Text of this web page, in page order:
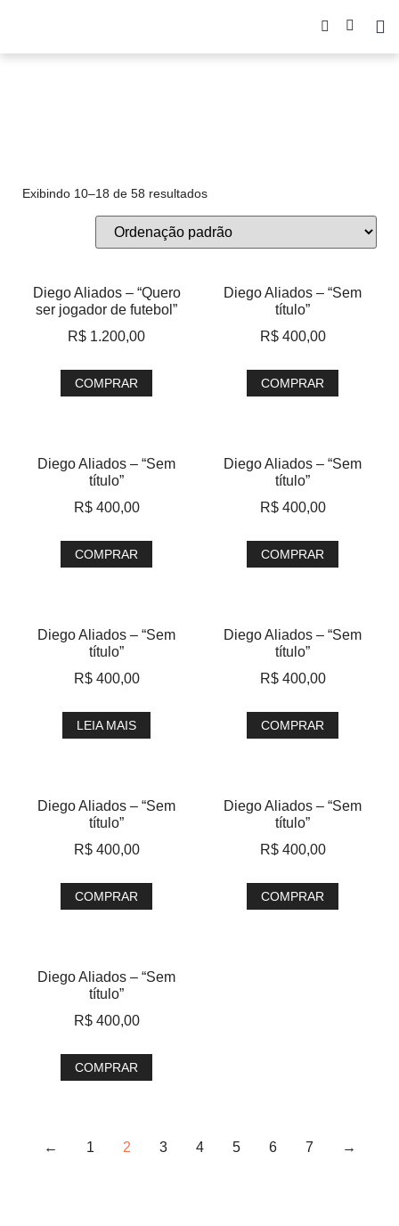
Exibindo 10–18 de 58 resultados
Diego Aliados – “Quero
ser jogador de futebol”
R$ 1.200,00
COMPRAR
Diego Aliados – “Sem
título”
R$400,00
COMPRAR
Diego Aliados – “Sem
título”
R$400,00
COMPRAR
Diego Aliados – “Sem
título”
R$400,00
COMPRAR
Diego Aliados – “Sem
título”
R$400,00
LEIA MAIS
Diego Aliados – “Sem
título”
R$400,00
COMPRAR
Diego Aliados – “Sem
título”
R$400,00
COMPRAR
Diego Aliados – “Sem
título”
R$400,00
COMPRAR
Diego Aliados – “Sem
título”
R$400,00
COMPRAR
← 1 2 3 4 5 6 7 →